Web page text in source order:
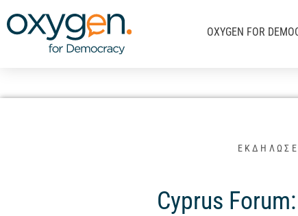
στο
περιεχόμενο
OXYGEN FOR
Cyprus